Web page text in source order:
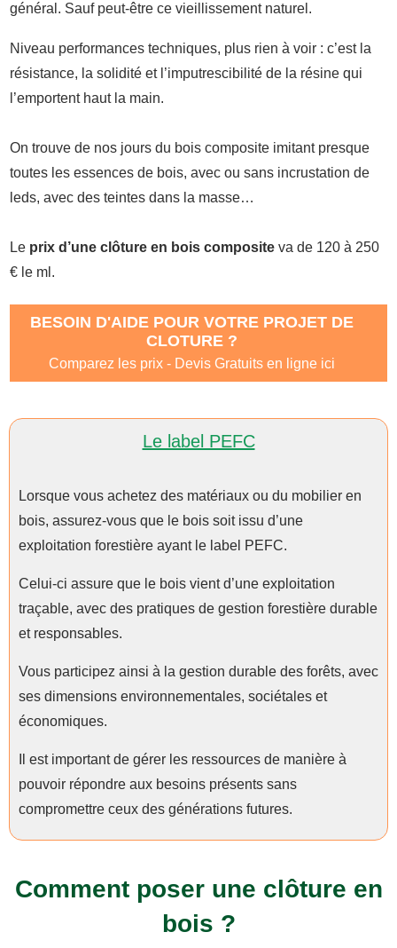
général. Sauf peut-être ce vieillissement naturel.
Niveau performances techniques, plus rien à voir : c’est la
résistance, la solidité et l’imputrescibilité de la résine qui
l’emportent haut la main.
On trouve de nos jours du bois composite imitant presque
toutes les essences de bois, avec ou sans incrustation de
leds, avec des teintes dans la masse…
Le prix d’une clôture en bois composite va de 120 à 250
€ le ml.
BESOIN D'AIDE POUR VOTRE PROJET DE
CLOTURE ?
Comparez les prix - Devis Gratuits en ligne ici
Le label PEFC
Lorsque vous achetez des matériaux ou du mobilier en
bois, assurez-vous que le bois soit issu d’une
exploitation forestière ayant le label PEFC.
Celui-ci assure que le bois vient d’une exploitation
traçable, avec des pratiques de gestion forestière durable
et responsables.
Vous participez ainsi à la gestion durable des forêts, avec
ses dimensions environnementales, sociétales et
économiques.
Il est important de gérer les ressources de manière à
pouvoir répondre aux besoins présents sans
compromettre ceux des générations futures.
Comment poser une clôture en
bois ?